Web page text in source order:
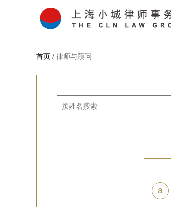
首页 / 律师与顾问
a